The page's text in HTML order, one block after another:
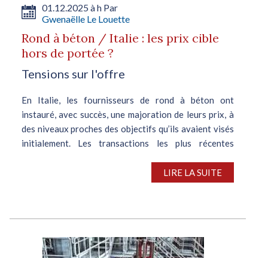
01.12.2025 à h Par
Gwenaëlle Le Louette
Rond à béton / Italie : les prix cible
hors de portée ?
Tensions sur l'offre
En Italie, les fournisseurs de rond à béton ont
instauré, avec succès, une majoration de leurs prix, à
des niveaux proches des objectifs qu’ils avaient visés
initialement. Les transactions les plus récentes
LIRE LA SUITE